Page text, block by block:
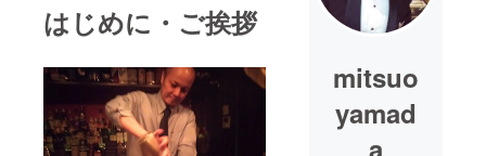
はじめに・ご挨拶
mitsuo
yamad
a